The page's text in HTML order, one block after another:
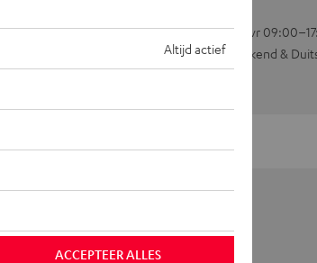
+31 (0)20 8083195
Ma–vr
Weekend &
Altijd actief
ACCEPTEER ALLES